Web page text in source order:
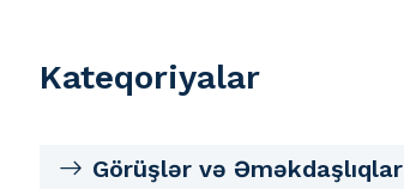
Kateqoriyalar
Görüşlər və Əməkdaşlıqlar